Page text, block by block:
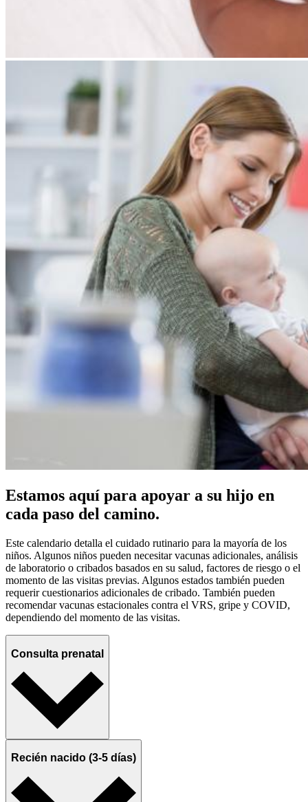
Estamos aquí para apoyar a su hijo en
cada paso del camino.
Este calendario detalla el cuidado rutinario para la mayoría de los
niños. Algunos niños pueden necesitar vacunas adicionales, análisis
de laboratorio o cribados basados en su salud, factores de riesgo o el
momento de las visitas previas. Algunos estados también pueden
requerir cuestionarios adicionales de cribado. También pueden
recomendar vacunas estacionales contra el VRS, gripe y COVID,
dependiendo del momento de las visitas.
Consulta prenatal
Recién nacido (3-5 días)